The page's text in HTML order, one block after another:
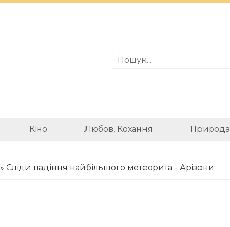
Кіно Любов, Кохання Природа
» Сліди падіння найбільшого метеорита - Арізони